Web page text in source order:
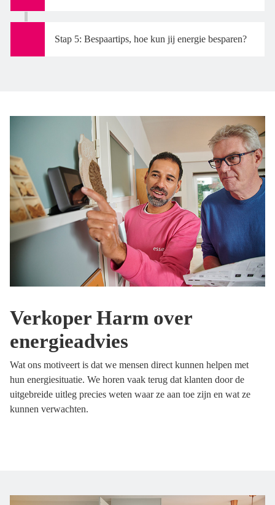
Stap 5: Bespaartips, hoe kun jij energie besparen?
Verkoper Harm over
energieadvies
Wat ons motiveert is dat we mensen direct kunnen helpen met
hun energiesituatie. We horen vaak terug dat klanten door de
uitgebreide uitleg precies weten waar ze aan toe zijn en wat ze
kunnen verwachten.